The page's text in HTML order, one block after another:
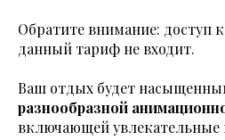
Обратите внимание: доступ
данный тариф не входит.
Ваш отдых будет
разнообразной
включающей увлекательные